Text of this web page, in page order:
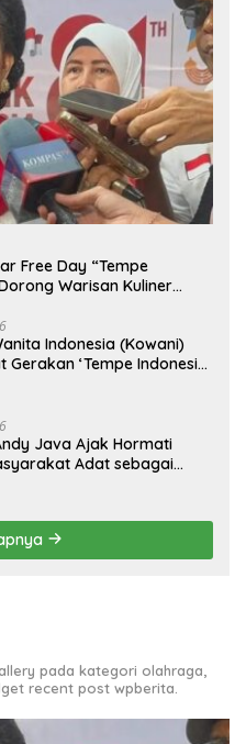
Free Day “Tempe
Warisan Kuliner
Indonesia (Kowani)
Gerakan ‘Tempe Indonesia
Java Ajak Hormati
Adat sebagai
pada kategori olahraga,
recent post wpberita.